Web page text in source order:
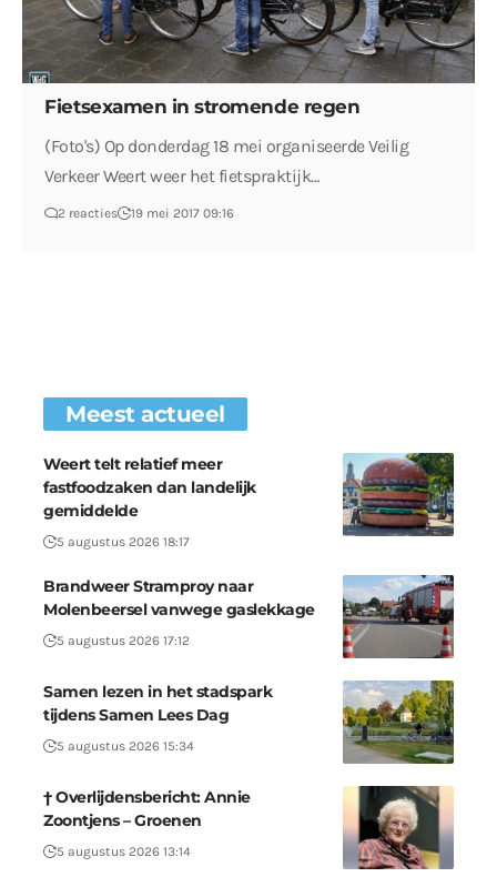
Fietsexamen in stromende regen
(Foto's) Op donderdag 18 mei organiseerde Veilig
Verkeer Weert weer het fietspraktijk…
2 reacties 19 mei 2017 09:16
Meest actueel
Weert telt relatief meer
fastfoodzaken dan landelijk
gemiddelde
5 augustus 2026 18:17
Brandweer Stramproy naar
Molenbeersel vanwege gaslekkage
5 augustus 2026 17:12
Samen lezen in het stadspark
tijdens Samen Lees Dag
5 augustus 2026 15:34
† Overlijdensbericht: Annie
Zoontjens – Groenen
5 augustus 2026 13:14